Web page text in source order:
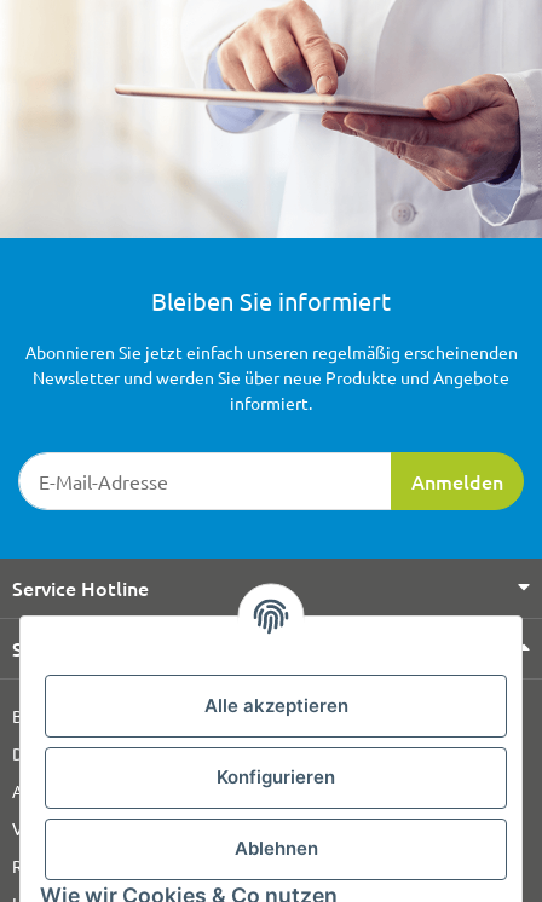
Alle akzeptieren
Konfigurieren
Ablehnen
Wie wir Cookies & Co nutzen
Bleiben Sie informiert
Newsletter-Registrierung
Anmelden
Abonnieren Sie jetzt einfach unseren regelmäßig erscheinenden
Newsletter und werden Sie über neue Produkte und Angebote
informiert.
Service Hotline
Shop Service
Barrierefreiheitserklärung
Datenschutz
AGB
Versandinformationen
Retour